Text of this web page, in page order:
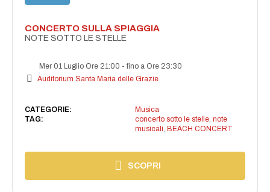
CONCERTO SULLA SPIAGGIA
NOTE SOTTO LE STELLE
Mer 01 Luglio Ore 21:00 -fino a Ore 23:30
Auditorium Santa Maria delle Grazie
CATEGORIE:
Musica
TAG:
concerto sotto le stelle, note
musicali BEACH CONCERT
SCOPRI